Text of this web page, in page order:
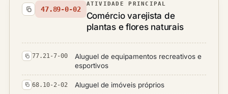
47.89-0-02
ATIVIDADE PRINCIPAL
Comércio varejista de
plantas e flores naturais
77.21-7-00
Aluguel de equipamentos recreativos e
esportivos
68.10-2-02 Aluguel de imóveis próprios